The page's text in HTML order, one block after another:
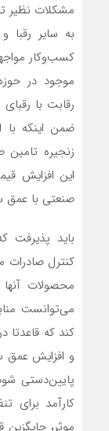
مشکلات نظیر
به سایر
کسب‌وکار
موجود در
رقابت با
ضمن اینکه با
زنجیره
این افزایش
صنعتی با عمق
باید پذیرفت
کنترل صادرات
محصولات آنها
می‌توانست
کند که قاعدتا
و افزایش عمق
پایین‌دستی
کارآمد برای
موثر،